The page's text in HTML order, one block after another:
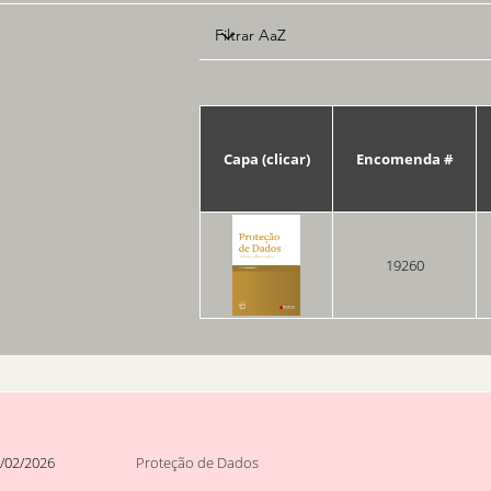
Capa (clicar) Encomenda #
19260
02/2026 Proteção de Dados